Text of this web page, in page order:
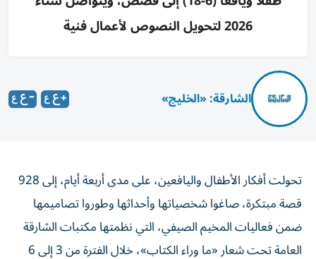
2026 لتحويل النصوص لأعمال فنية
الشارقة: «الخليج»
قصة مبتكرة، صاغوا شخصياتها وأحداثها وطوروا تصاميمها
ضمن فعاليات المخيم الصيفي، التي نظمتها مكتبات الشارقة
العامة تحت شعار «ما وراء الكتاب»، خلال الفترة من 3 إلى 6